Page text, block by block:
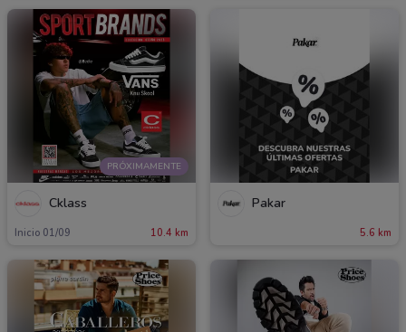
PRÓXIMAMENTE
Cklass
Inicio 01/09 10.4 km
Pakar
5.6 km